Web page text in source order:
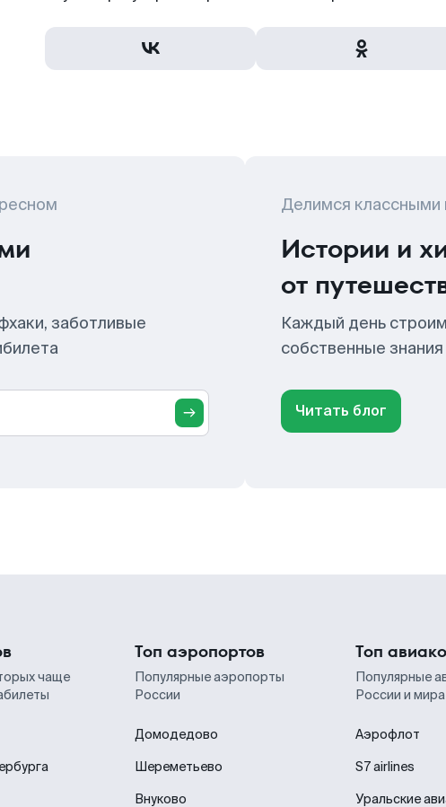
заботливые
Делимся классными
Истории и
от
Каждый день
собственные
Читать блог
чаще
Топ аэропортов
Популярные аэропорты
России
Домодедово
Шереметьево
Внуково
Топ
Популярные
России и мира
Аэрофлот
S7 airlines
Уральские